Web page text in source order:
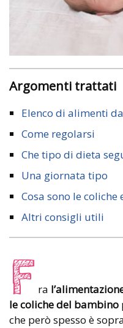
Argomenti trattati
Elenco di alimenti
Come regolarsi
Che tipo di dieta
Una giornata tipo
Cosa sono le
Altri consigli utili
F ra
le coliche del bambino
che però spesso è